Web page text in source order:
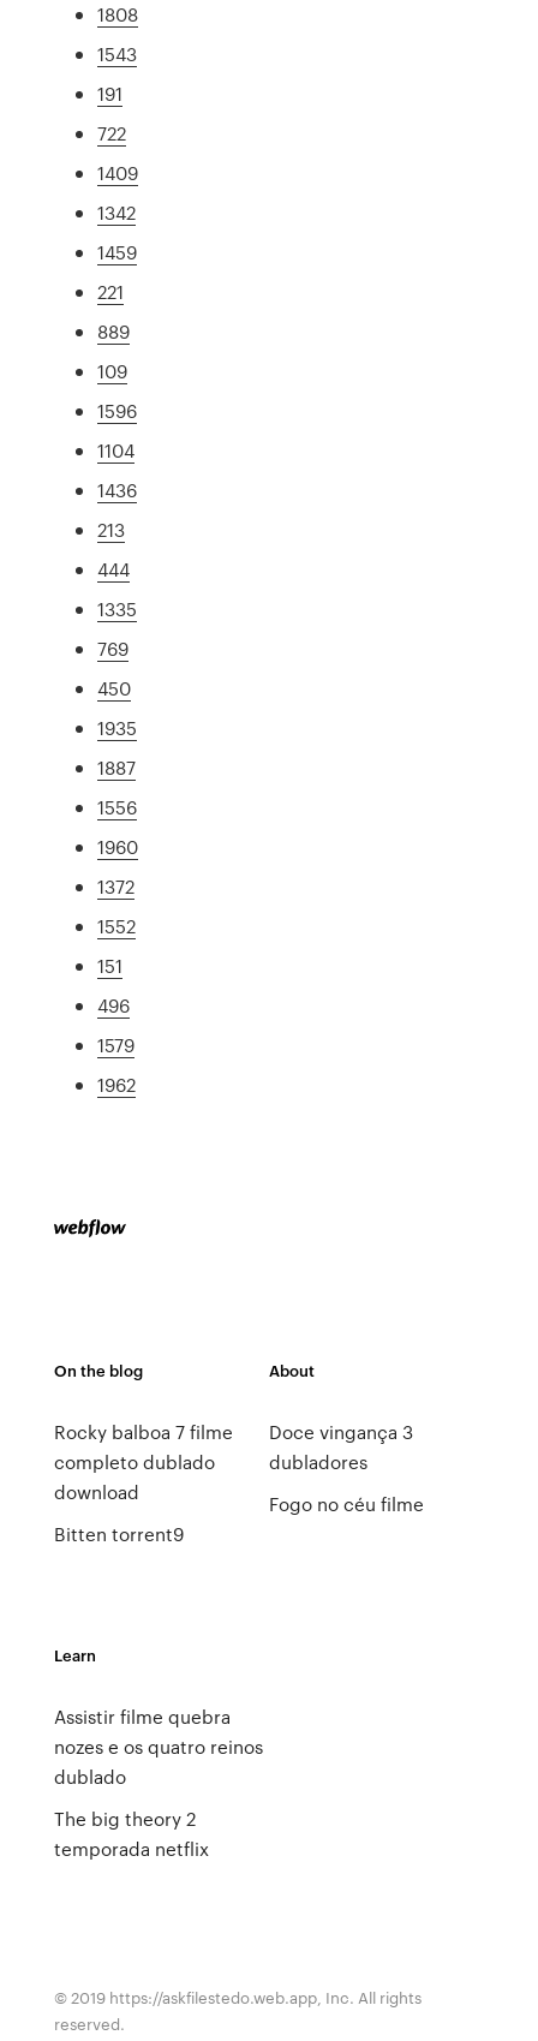
1808
1543
191
722
1409
1342
1459
221
889
109
1596
1104
1436
213
444
1335
769
450
1935
1887
1556
1960
1372
1552
151
496
1579
1962
On the blog
Rocky balboa 7 filme
completo dublado
download
Bitten torrent9
About
Doce vingança 3
dubladores
Fogo no céu filme
Learn
Assistir filme quebra
nozes e os quatro reinos
dublado
The big theory 2
temporada netflix
© 2019 https://askfilestedo.web.app, Inc. All rights
reserved.